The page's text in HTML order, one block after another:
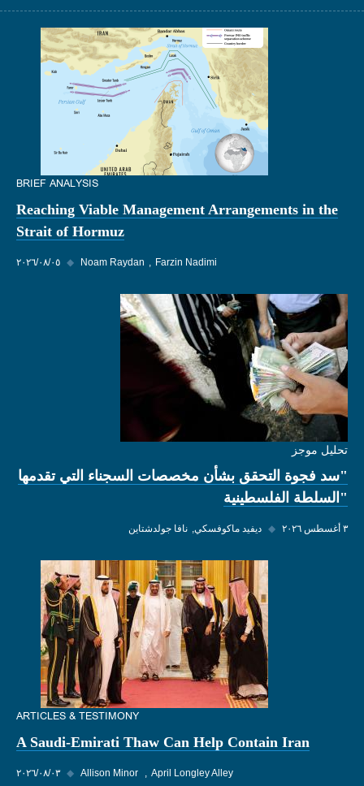
BRIEF ANALYSIS
Reaching Viable Management Arrangements in the
Strait of Hormuz
٠٥‏/٠٨‏/٢٠٢٦ ◆ Noam Raydan Farzin Nadimi
تحليل موجز
"سد فجوة التحقق بشأن مخصصات السجناء التي تقدمها
"السلطة الفلسطينية
٣ أغسطس ٢٠٢٦ ◆ ديفيد ماكوفسكي نافا جولدشتاين
ARTICLES & TESTIMONY
A Saudi-Emirati Thaw Can Help Contain Iran
٠٣‏/٠٨‏/٢٠٢٦ ◆ Allison Minor April Longley Alley